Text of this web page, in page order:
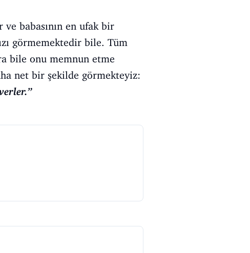
babasının en ufak bir
görmemektedir bile. Tüm
bile onu memnun etme
net bir şekilde görmekteyiz: